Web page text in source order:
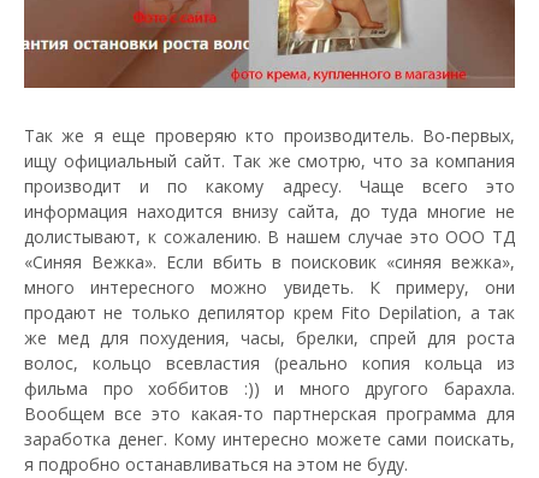
Так же я еще проверяю кто производитель. Во-первых,
ищу официальный сайт. Так же смотрю, что за компания
производит и по какому адресу. Чаще всего это
информация находится внизу сайта, до туда многие не
долистывают, к сожалению. В нашем случае это ООО ТД
«Синяя Вежка». Если вбить в поисковик «синяя вежка»,
много интересного можно увидеть. К примеру, они
продают не только депилятор крем Fito Depilation, а так
же мед для похудения, часы, брелки, спрей для роста
волос, кольцо всевластия (реально копия кольца из
фильма про хоббитов :)) и много другого барахла.
Вообщем все это какая-то партнерская программа для
заработка денег. Кому интересно можете сами поискать,
я подробно останавливаться на этом не буду.